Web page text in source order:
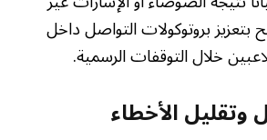
بروتوكولات التواصل داخل
خلال التوقفات الرسمية.
وتقليل الأخطاء